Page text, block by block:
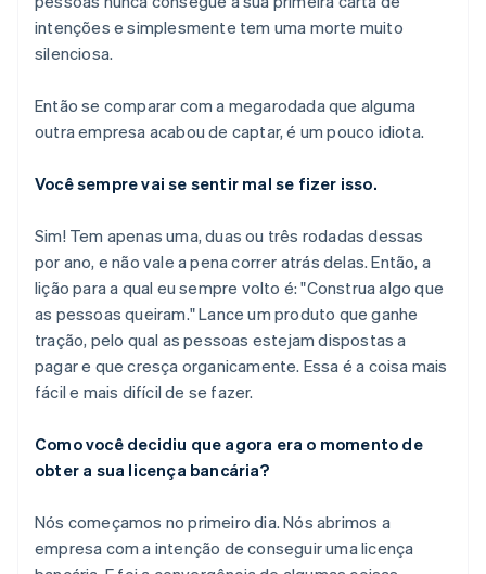
intenções e simplesmente tem uma morte muito
silenciosa.
Então se comparar com a megarodada que alguma
outra empresa acabou de captar, é um pouco idiota.
Você sempre vai se sentir mal se fizer isso.
Sim! Tem apenas uma, duas ou três rodadas dessas
por ano, e não vale a pena correr atrás delas. Então, a
lição para a qual eu sempre volto é: "Construa algo que
as pessoas queiram." Lance um produto que ganhe
tração, pelo qual as pessoas estejam dispostas a
pagar e que cresça organicamente. Essa é a coisa mais
fácil e mais difícil de se fazer.
Como você decidiu que agora era o momento de
obter a sua licença bancária?
Nós começamos no primeiro dia. Nós abrimos a
empresa com a intenção de conseguir uma licença